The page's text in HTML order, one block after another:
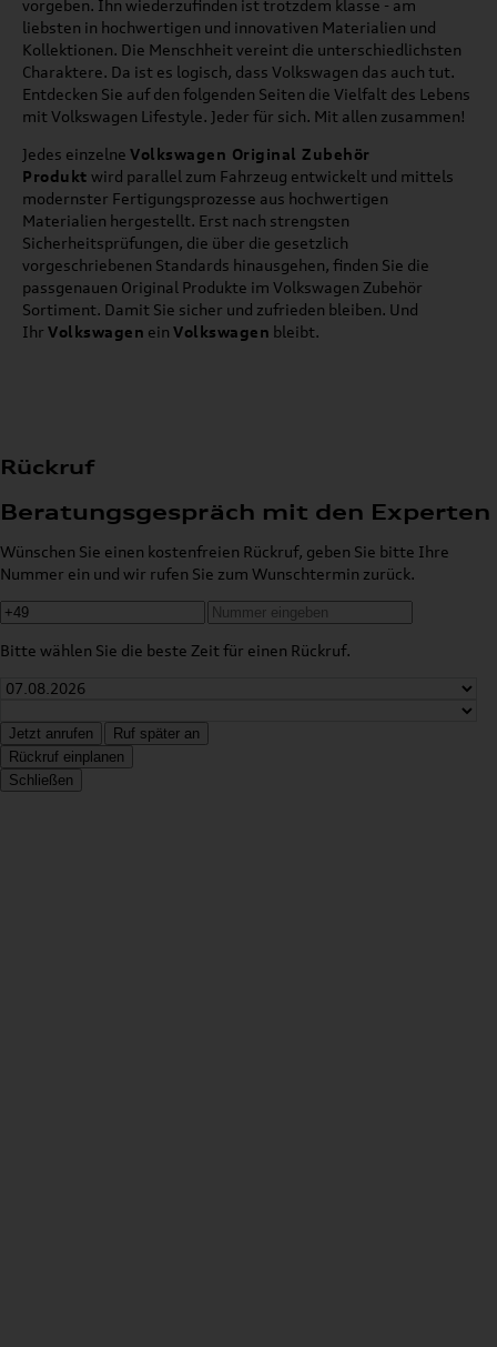
vorgeben. Ihn wiederzufinden ist trotzdem klasse - am
liebsten in hochwertigen und innovativen Materialien und
Kollektionen. Die Menschheit vereint die unterschiedlichsten
Charaktere. Da ist es logisch, dass Volkswagen das auch tut.
Entdecken Sie auf den folgenden Seiten die Vielfalt des Lebens
mit Volkswagen Lifestyle. Jeder für sich. Mit allen zusammen!
Jedes einzelne Volkswagen Original Zubehör
Produkt wird parallel zum Fahrzeug entwickelt und mittels
modernster Fertigungsprozesse aus hochwertigen
Materialien hergestellt. Erst nach strengsten
Sicherheitsprüfungen, die über die gesetzlich
vorgeschriebenen Standards hinausgehen, finden Sie die
passgenauen Original Produkte im Volkswagen Zubehör
Sortiment. Damit Sie sicher und zufrieden bleiben. Und
Ihr Volkswagen ein Volkswagen bleibt.
Rückruf
Beratungsgespräch mit den Experten
Wünschen Sie einen kostenfreien Rückruf, geben Sie bitte Ihre
Nummer ein und wir rufen Sie zum Wunschtermin zurück.
Bitte wählen Sie die beste Zeit für einen Rückruf.
Jetzt anrufen
Ruf später an
Rückruf einplanen
Schließen